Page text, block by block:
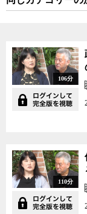
また地方議会に目を
の議事録が作成さ
ば、市民が議会の
挙の投票率が低い
議員の活動が確認
ずがない。
が、投票する前に
する各候補者のス
ろうか。今回は日
ありながら、有権
の現状を、情報公
106分
110分